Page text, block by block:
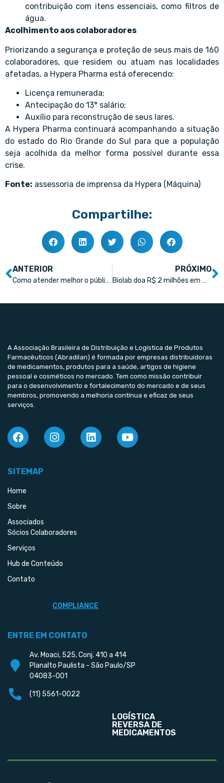
contribuição com itens essenciais, como filtros de
água.
Acolhimento aos colaboradores
Priorizando a segurança e proteção de seus mais de 160
colaboradores, que residem ou atuam nas localidades
afetadas, a Hypera Pharma está oferecendo:
Licença remunerada;
Antecipação do 13° salário;
Auxílio para reconstrução de seus lares.
A Hypera Pharma continuará acompanhando a situação
do estado do Rio Grande do Sul para que a população
seja acolhida da melhor forma possível durante essa
crise.
Fonte: assessoria de imprensa da Hypera (Máquina)
Compartilhe:
ANTERIOR
Como atender melhor o público 60+
PRÓXIMO
Biolab doa R$ 2 milhões em medicamentos para comunidades do Rio Grande do Sul, distribui amostras a postos de saúde e oferece bonificação para farmácias
A Associação Brasileira de Distribuição e Logística de Produtos
Farmacêuticos (Abradilan) é formada por empresas distribuidoras
de medicamentos, produtos para a saúde, artigos de higiene
pessoal e cosméticos no mercado. Tem como missão contribuir
para o desenvolvimento e fortalecimento do mercado e de seus
membros, promovendo a melhoria contínua e eficaz de seus
serviços.
SITEMAP
Home
Sobre
Associados
Sócios Colaboradores
Serviços
Hub de Conteúdo
Contato
COMPLIANCE
ENTRE EM CONTATO
Av. Moaci, 525, Conj. 410 a 414
Planalto Paulista - São Paulo/SP
04083-001
(11) 5561-0022
LOGÍSTICA
REVERSA DE
MEDICAMENTOS